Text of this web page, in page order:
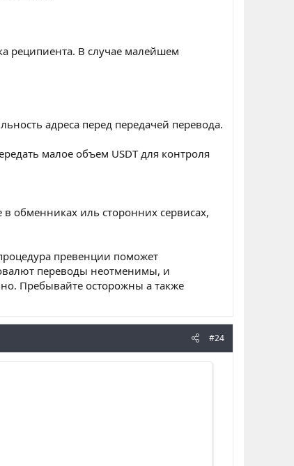
реципиента. В случае малейшем
адреса перед передачей перевода.
малое объем USDT для контроля
обменниках иль сторонних сервисах,
превенции поможет
переводы неотменимы, и
Пребывайте осторожны а также
#24